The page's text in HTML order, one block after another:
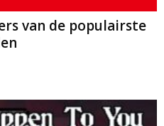
van de populairste